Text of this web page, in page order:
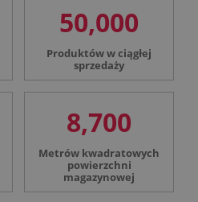
50,000
Produktów w ciągłej
sprzedaży
8,700
Metrów kwadratowych
powierzchni
magazynowej